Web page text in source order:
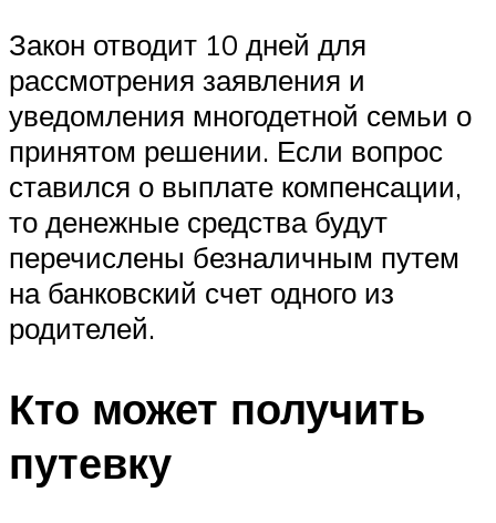
Закон отводит 10 дней для
рассмотрения заявления и
уведомления многодетной семьи о
принятом решении. Если вопрос
ставился о выплате компенсации,
то денежные средства будут
перечислены безналичным путем
на банковский счет одного из
родителей.
Кто может получить
путевку